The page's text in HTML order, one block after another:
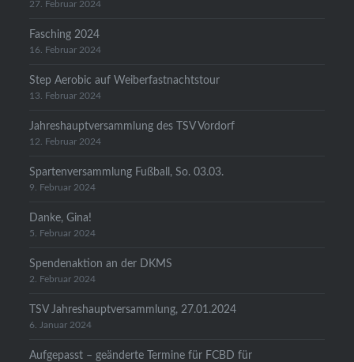
27. Februar 2024
Fasching 2024
16. Februar 2024
Step Aerobic auf Weiberfastnachtstour
13. Februar 2024
Jahreshauptversammlung des TSV Vordorf
12. Februar 2024
Spartenversammlung Fußball, So. 03.03.
9. Februar 2024
Danke, Gina!
5. Februar 2024
Spendenaktion an der DKMS
2. Februar 2024
TSV Jahreshauptversammlung, 27.01.2024
6. Januar 2024
Aufgepasst – geänderte Termine für FCBD für